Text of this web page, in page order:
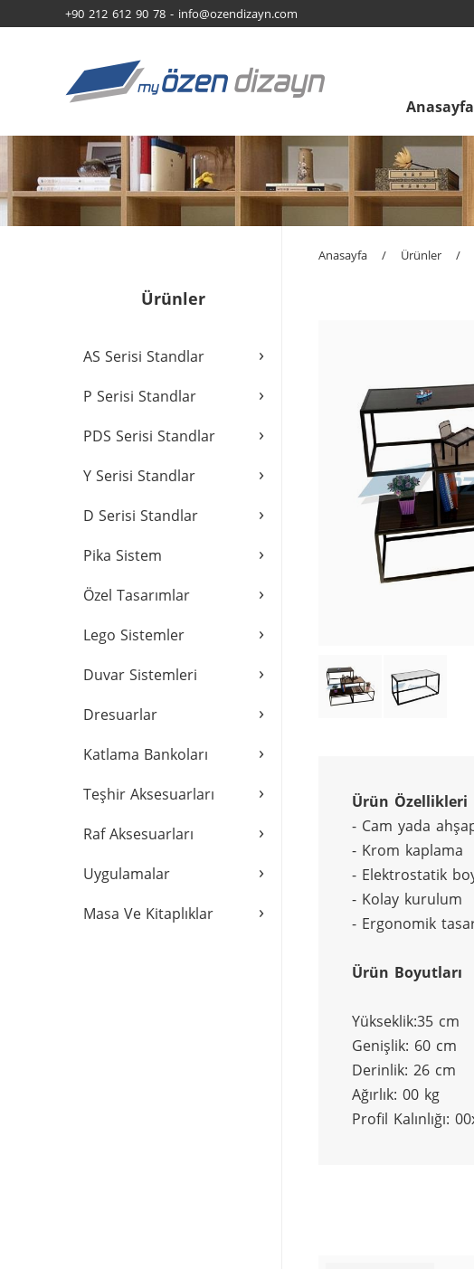
+90 212 612 90 78 - info@ozendizayn.com
Anasayfa
Ürünler
›
AS Serisi Standlar
›
P Serisi Standlar
›
PDS Serisi Standlar
›
Y Serisi Standlar
›
D Serisi Standlar
›
Pika Sistem
›
Özel Tasarımlar
›
Lego Sistemler
›
Duvar Sistemleri
›
Dresuarlar
›
Katlama Bankoları
›
Teşhir Aksesuarları
›
Raf Aksesuarları
›
Uygulamalar
›
Masa Ve Kitaplıklar
Anasayfa / Ürünler /
Ürün Özellikleri
- Cam yada
- Krom kaplama
- Elektrostatik
- Kolay kurulum
- Ergonomik
Ürün Boyutları
Yükseklik:35 cm
Genişlik: 60 cm
Derinlik: 26 cm
Ağırlık: 00 kg
Profil Kalınlığı: